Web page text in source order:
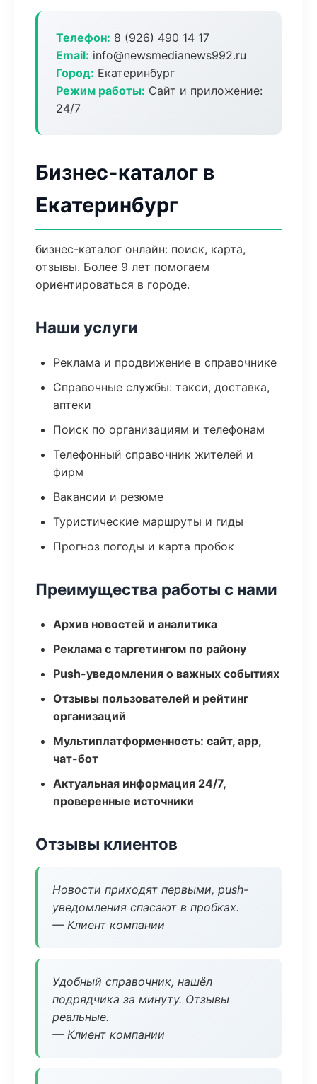
Телефон: 8 (926) 490 14 17
Email: info@newsmedianews992.ru
Город: Екатеринбург
Режим работы: Сайт и приложение:
24/7
Бизнес-каталог в
Екатеринбург
бизнес-каталог онлайн: поиск, карта,
отзывы. Более 9 лет помогаем
ориентироваться в городе.
Наши услуги
Реклама и продвижение в справочнике
Справочные службы: такси, доставка,
аптеки
Поиск по организациям и телефонам
Телефонный справочник жителей и
фирм
Вакансии и резюме
Туристические маршруты и гиды
Прогноз погоды и карта пробок
Преимущества работы с нами
Архив новостей и аналитика
Реклама с таргетингом по району
Push-уведомления о важных событиях
Отзывы пользователей и рейтинг
организаций
Мультиплатформенность: сайт, app,
чат-бот
Актуальная информация 24/7,
проверенные источники
Отзывы клиентов
Новости приходят первыми, push-
уведомления спасают в пробках.
— Клиент компании
Удобный справочник, нашёл
подрядчика за минуту. Отзывы
реальные.
— Клиент компании